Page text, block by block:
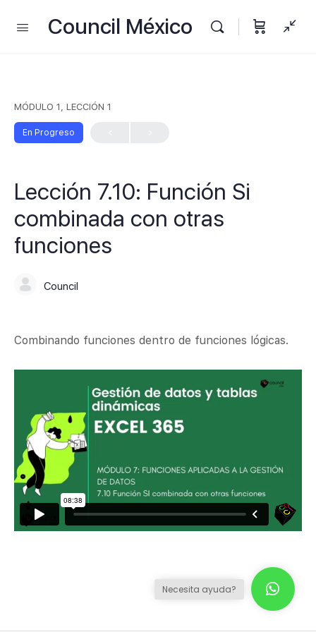
Council México
MÓDULO 1, LECCIÓN 1
En Progreso
Lección 7.10: Función Si
combinada con otras
funciones
Council
Combinando funciones dentro de funciones lógicas.
Necesita ayuda?